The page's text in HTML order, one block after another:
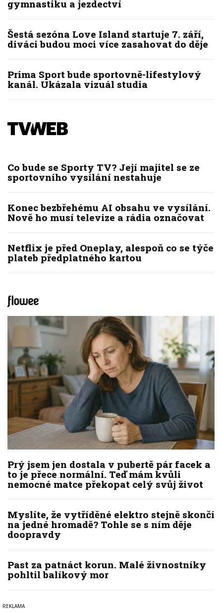
gymnastiku a jezdectví
Šestá sezóna Love Island startuje 7. září,
diváci budou moci více zasahovat do děje
Prima Sport bude sportovně-lifestylový
kanál. Ukázala vizuál studia
Co bude se Sporty TV? Její majitel se ze
sportovního vysílání nestahuje
Konec bezbřehému AI obsahu ve vysílání.
Nově ho musí televize a rádia označovat
Netflix je před Oneplay, alespoň co se týče
plateb předplatného kartou
Prý jsem jen dostala v pubertě pár facek a
to je přece normální. Teď mám kvůli
nemocné matce překopat celý svůj život
Myslíte, že vytříděné elektro stejně skončí
na jedné hromadě? Tohle se s ním děje
doopravdy
Past za patnáct korun. Malé živnostníky
pohltil balíkový mor